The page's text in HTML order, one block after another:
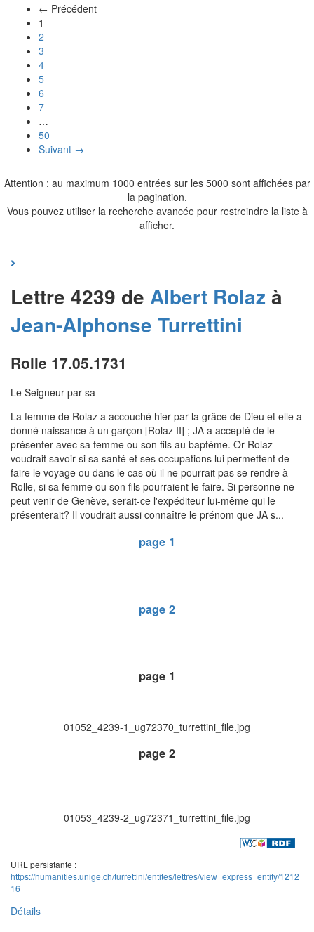
← Précédent
1
2
3
4
5
6
7
…
50
Suivant →
Attention : au maximum 1000 entrées sur les 5000 sont affichées par
la pagination.
Vous pouvez utiliser la recherche avancée pour restreindre la liste à
afficher.
Lettre 4239 de Albert Rolaz à
Jean-Alphonse Turrettini
Rolle 17.05.1731
Le Seigneur par sa
La femme de Rolaz a accouché hier par la grâce de Dieu et elle a
donné naissance à un garçon [Rolaz II] ; JA a accepté de le
présenter avec sa femme ou son fils au baptême. Or Rolaz
voudrait savoir si sa santé et ses occupations lui permettent de
faire le voyage ou dans le cas où il ne pourrait pas se rendre à
Rolle, si sa femme ou son fils pourraient le faire. Si personne ne
peut venir de Genève, serait-ce l'expéditeur lui-même qui le
présenterait? Il voudrait aussi connaître le prénom que JA s...
page 1
page 2
page 1
01052_4239-1_ug72370_turrettini_file.jpg
page 2
01053_4239-2_ug72371_turrettini_file.jpg
URL persistante :
https://humanities.unige.ch/turrettini/entites/lettres/view_express_entity/1212
16
Détails